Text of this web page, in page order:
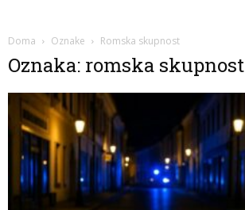
Doma Oznake Romska skupnost
Oznaka: romska skupnost